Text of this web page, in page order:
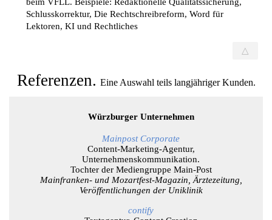
Schlusskorrektur, Die Rechtschreibreform, Word für
Lektoren, KI und Rechtliches
△
Referenzen. Eine Auswahl teils langjähriger Kunden.
Würzburger Unternehmen
Mainpost Corporate
Content-Marketing-Agentur,
Unternehmenskommunikation.
Tochter der Mediengruppe Main-Post
Mainfranken- und Mozartfest-Magazin, Ärztezeitung,
Veröffentlichungen der Uniklinik
contify